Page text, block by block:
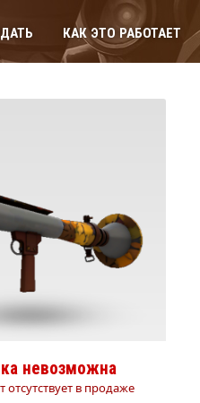
КАК ЭТО РАБОТАЕТ
невозможна
отсутствует в продаже